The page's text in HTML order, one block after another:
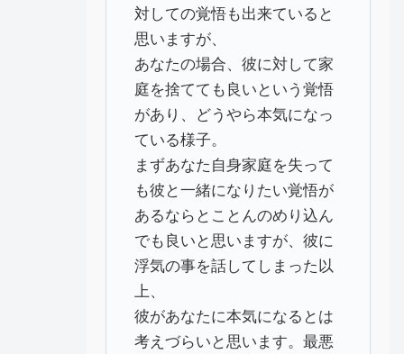
対しての覚悟も出来ていると
思いますが、
あなたの場合、彼に対して家
庭を捨てても良いという覚悟
があり、どうやら本気になっ
ている様子。
まずあなた自身家庭を失って
も彼と一緒になりたい覚悟が
あるならとことんのめり込ん
でも良いと思いますが、彼に
浮気の事を話してしまった以
上、
彼があなたに本気になるとは
考えづらいと思います。最悪